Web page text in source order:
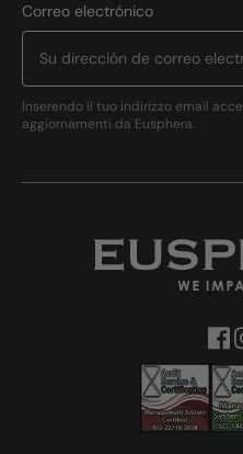
Correo electrónico
Inserendo il tuo indirizzo email
aggiornamenti da Eusphera.